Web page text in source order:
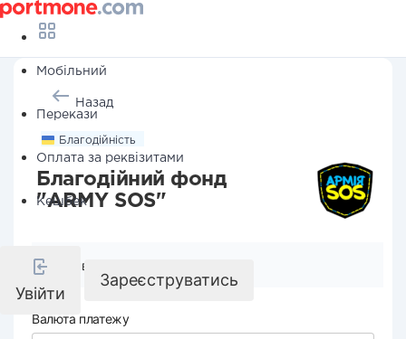
Мобільний
Перекази
Оплата за реквізитами
Кешбек
Увійти
Зареєструватись
Назад
Благодійність
Благодійний фонд
"ARMY SOS"
Реквізити компанії
Валюта платежу